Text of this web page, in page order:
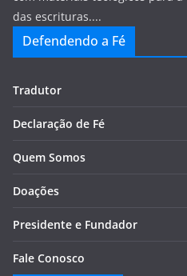
das escrituras....
Defendendo a Fé
Tradutor
Declaração de Fé
Quem Somos
Doações
Presidente e Fundador
Fale Conosco